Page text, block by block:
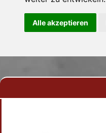
Alle akzeptieren